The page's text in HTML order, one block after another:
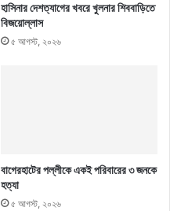
হাসিনার দেশত্যাগের খবরে খুলনার শিববাড়িতে
বিজয়োল্লাস
৫ আগস্ট, ২০২৬
বাগেরহাটের পল্লীকে একই পরিবারের ৩ জনকে
হত্যা
৫ আগস্ট, ২০২৬